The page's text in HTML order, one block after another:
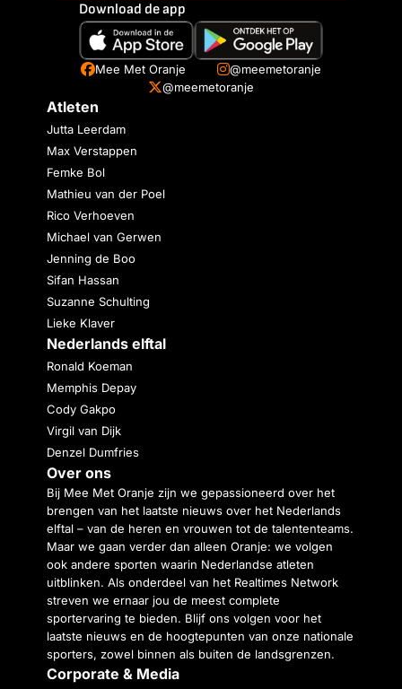
Download de app
Mee Met Oranje
@meemetoranje
@meemetoranje
Atleten
Jutta Leerdam
Max Verstappen
Femke Bol
Mathieu van der Poel
Rico Verhoeven
Michael van Gerwen
Jenning de Boo
Sifan Hassan
Suzanne Schulting
Lieke Klaver
Nederlands elftal
Ronald Koeman
Memphis Depay
Cody Gakpo
Virgil van Dijk
Denzel Dumfries
Over ons
Bij Mee Met Oranje zijn we gepassioneerd over het
brengen van het laatste nieuws over het Nederlands
elftal – van de heren en vrouwen tot de talententeams.
Maar we gaan verder dan alleen Oranje: we volgen
ook andere sporten waarin Nederlandse atleten
uitblinken. Als onderdeel van het Realtimes Network
streven we ernaar jou de meest complete
sportervaring te bieden. Blijf ons volgen voor het
laatste nieuws en de hoogtepunten van onze nationale
sporters, zowel binnen als buiten de landsgrenzen.
Corporate & Media